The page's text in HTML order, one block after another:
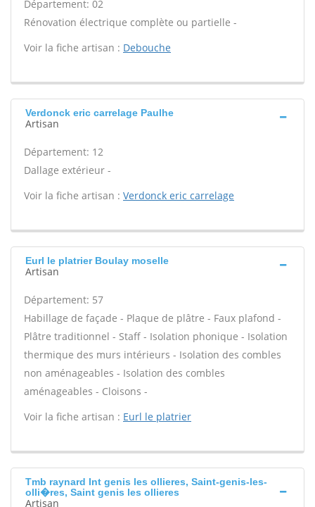
Département: 02
Rénovation électrique complète ou partielle -
Voir la fiche artisan : Debouche
Verdonck eric carrelage Paulhe
Artisan
Département: 12
Dallage extérieur -
Voir la fiche artisan : Verdonck eric carrelage
Eurl le platrier Boulay moselle
Artisan
Département: 57
Habillage de façade - Plaque de plâtre - Faux plafond -
Plâtre traditionnel - Staff - Isolation phonique - Isolation
thermique des murs intérieurs - Isolation des combles
non aménageables - Isolation des combles
aménageables - Cloisons -
Voir la fiche artisan : Eurl le platrier
Tmb raynard Int genis les ollieres, Saint-genis-les-
olli�res, Saint genis les ollieres
Artisan